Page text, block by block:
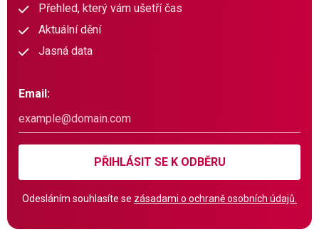
Přehled, který vám ušetří čas
Aktuální dění
Jasná data
Email:
PŘIHLÁSIT SE K ODBĚRU
Odesláním souhlasíte se zásadami o ochraně osobních údajů.